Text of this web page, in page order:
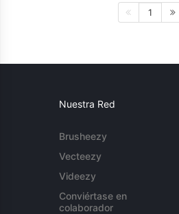
1
Nuestra Red
Brusheezy
Vecteezy
Videezy
Conviértase en
colaborador